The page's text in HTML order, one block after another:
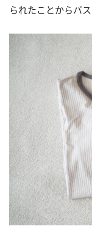
られたことからバ